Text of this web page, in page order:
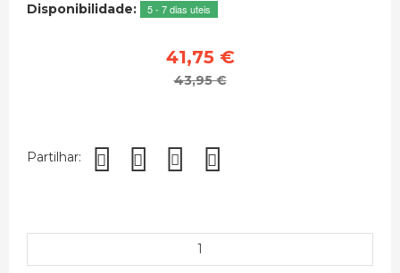
Disponibilidade:
5 - 7 dias uteis
41,75 €
43,95 €
Partilhar: